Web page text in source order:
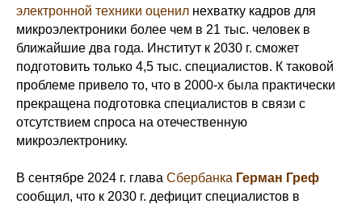
электронной техники оценил нехватку кадров для
микроэлектроники более чем в 21 тыс. человек в
ближайшие два года. Институт к 2030 г. сможет
подготовить только 4,5 тыс. специалистов. К таковой
проблеме привело то, что в 2000-х была практически
прекращена подготовка специалистов в связи с
отсутствием спроса на отечественную
микроэлектронику.
В сентябре 2024 г. глава Сбербанка Герман Греф
сообщил, что к 2030 г. дефицит специалистов в